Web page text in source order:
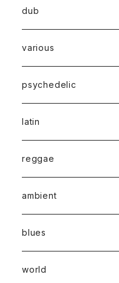
dub
various
psychedelic
latin
reggae
ambient
blues
world